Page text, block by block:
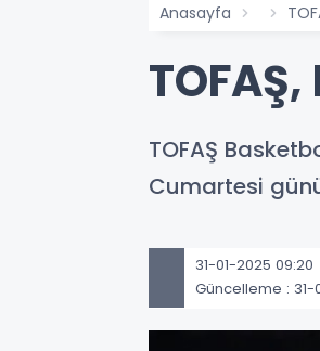
Anasayfa
TOFAŞ
Cumartesi
31-01-2025 09:20
Güncelleme : 31-